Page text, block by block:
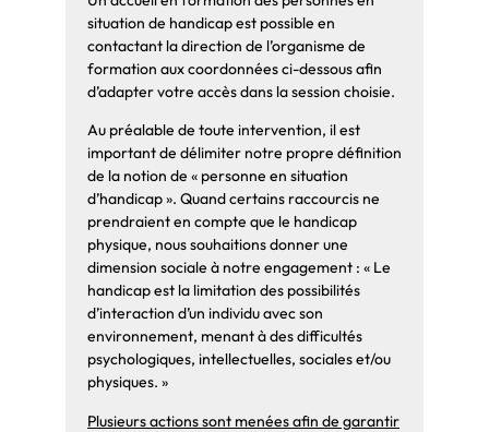
situation de handicap est possible en
contactant la direction de l’organisme de
formation aux coordonnées ci-dessous afin
d’adapter votre accès dans la session choisie.
Au préalable de toute intervention, il est
important de délimiter notre propre définition
de la notion de « personne en situation
d’handicap ». Quand certains raccourcis ne
prendraient en compte que le handicap
physique, nous souhaitions donner une
dimension sociale à notre engagement : « Le
handicap est la limitation des possibilités
d’interaction d’un individu avec son
environnement, menant à des difficultés
psychologiques, intellectuelles, sociales et/ou
physiques. »
Plusieurs actions sont menées afin de garantir